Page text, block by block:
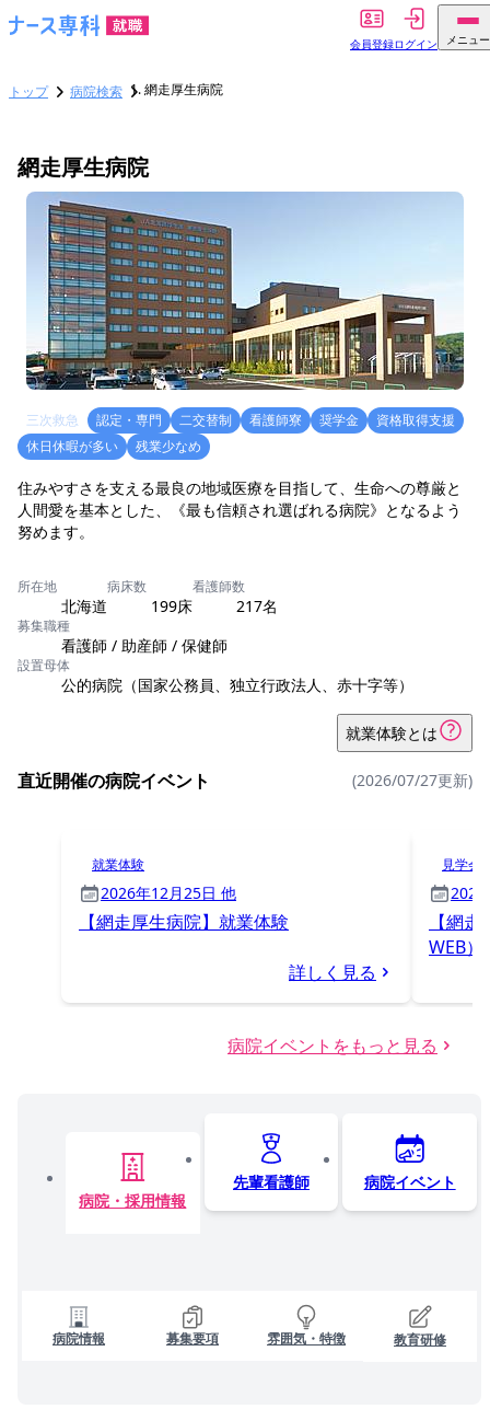
会員登録ログイン メニュー
トップ 病院検索 網走厚生病院
網走厚生病院
三次救急 認定・専門 二交替制 看護師寮 奨学金
資格取得支援
休日休暇が多い
残業少なめ
住みやすさを支える最良の地域医療を目指して、生命への尊厳と
人間愛を基本とした、《最も信頼され選ばれる病院》となるよう
努めます。
所在地
北海道
病床数
199床
看護師数
217名
募集職種
看護師 / 助産師 / 保健師
設置母体
公的病院（国家公務員、独立行政法人、赤十字等）
就業体験とは
直近開催の病院イベント (2026/07/27更新)
就業体験
2026年12月25日 他
【網走厚生病院】就業体験
詳しく見る
見学会
2026
【網
WEB）
病院イベントをもっと見る
病院・採用情報
先輩看護師 病院イベント
病院情報 募集要項 雰囲気・特徴 教育研修